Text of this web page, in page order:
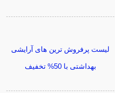
لیست پرفروش ترین های آرایشی
بهداشتی با 50% تخفیف